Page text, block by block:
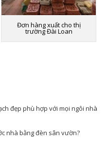
Đơn hàng xuất cho thị
trường Đài Loan
đẹp phù hợp với mọi ngôi nhà
nhà bằng đèn sân vườn?